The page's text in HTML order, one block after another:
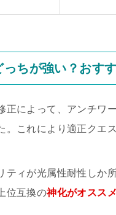
ちが強い？おす
正によって、アンチワ
。これにより適正クエ
ティが光属性耐性しか
位互換の神化がオスス